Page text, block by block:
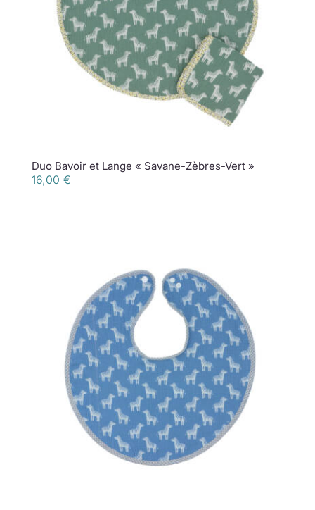
Duo Bavoir et Lange « Savane-Zèbres-Vert »
16,00 €